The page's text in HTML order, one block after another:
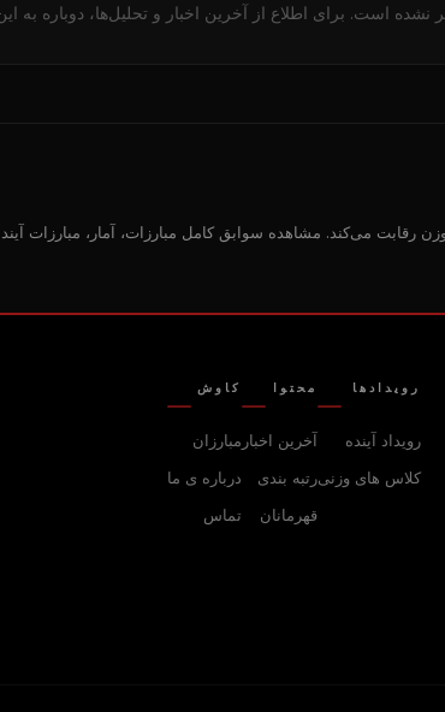
است. برای اطلاع از آخرین اخبار و تحلیل‌ها، دوباره به
رقابت می‌کند. مشاهده سوابق کامل مبارزات، آمار، مبارزات
رویدادها
رویداد آینده
کلاس های وزنی
محتوا
آخرین اخبار
رتبه بندی
قهرمانان
کاوش
مبارزان
درباره‌ ی ما
تماس